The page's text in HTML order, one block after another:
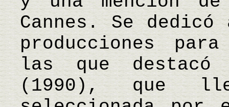
Cannes. Se
producciones
las que destacó
(1990), que